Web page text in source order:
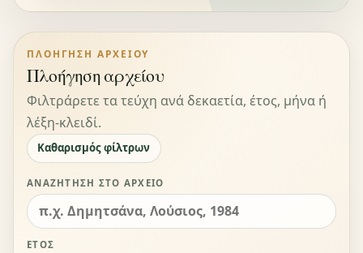
ΠΛΟΉΓΗΣΗ ΑΡΧΕΊΟΥ
Πλοήγηση αρχείου
Φιλτράρετε τα τεύχη ανά δεκαετία, έτος, μήνα ή
λέξη-κλειδί.
Καθαρισμός φίλτρων
ΑΝΑΖΉΤΗΣΗ ΣΤΟ ΑΡΧΕΊΟ
ΈΤΟΣ